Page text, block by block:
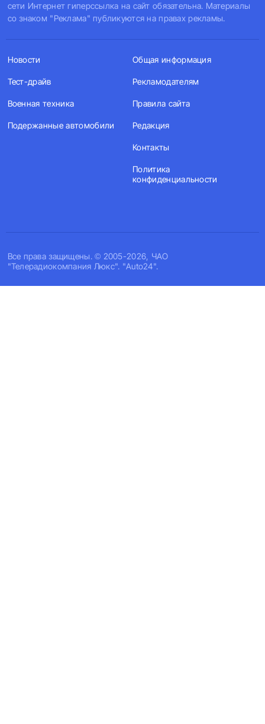
сети Интернет гиперссылка на сайт обязательна. Материалы
со знаком "Реклама" публикуются на правах рекламы.
Все права защищены. © 2005-2026, ЧАО
"Телерадиокомпания Люкс". "Auto24".
Новости
Тест-драйв
Военная техника
Подержанные автомобили
Общая информация
Рекламодателям
Правила сайта
Редакция
Контакты
Политика
конфиденциальности